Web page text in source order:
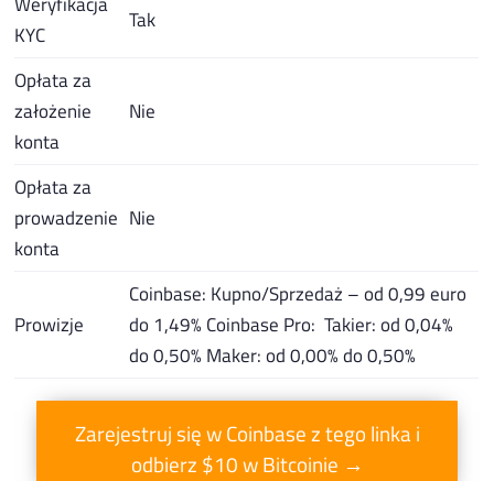
KYC
Tak
Opłata za
założenie
konta
Nie
Opłata za
prowadzenie
konta
Nie
Prowizje
Coinbase: Kupno/Sprzedaż – od 0,99 euro
do 1,49% Coinbase Pro: Takier: od 0,04%
do 0,50% Maker: od 0,00% do 0,50%
Zarejestruj się w Coinbase z tego linka i
odbierz $10 w Bitcoinie →